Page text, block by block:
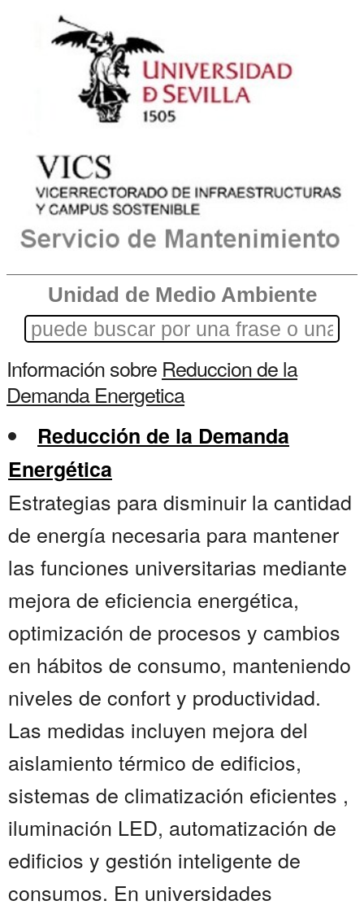
Unidad de Medio Ambiente
Información sobre Reduccion de la
Demanda Energetica
Reducción de la Demanda
Energética
Estrategias para disminuir la cantidad
de energía necesaria para mantener
las funciones universitarias mediante
mejora de eficiencia energética,
optimización de procesos y cambios
en hábitos de consumo, manteniendo
niveles de confort y productividad.
Las medidas incluyen mejora del
aislamiento térmico de edificios,
sistemas de climatización eficientes ,
iluminación LED, automatización de
edificios y gestión inteligente de
consumos. En universidades